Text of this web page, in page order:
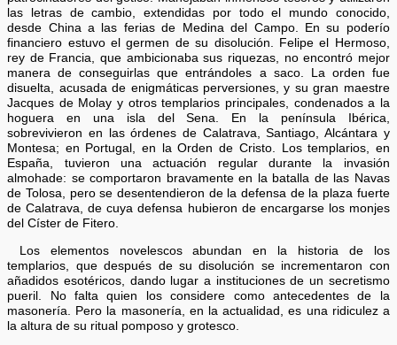
las letras de cambio, extendidas por todo el mundo conocido,
desde China a las ferias de Medina del Campo. En su poderío
financiero estuvo el germen de su disolución. Felipe el Hermoso,
rey de Francia, que ambicionaba sus riquezas, no encontró mejor
manera de conseguirlas que entrándoles a saco. La orden fue
disuelta, acusada de enigmáticas perversiones, y su gran maestre
Jacques de Molay y otros templarios principales, condenados a la
hoguera en una isla del Sena. En la península Ibérica,
sobrevivieron en las órdenes de Calatrava, Santiago, Alcántara y
Montesa; en Portugal, en la Orden de Cristo. Los templarios, en
España, tuvieron una actuación regular durante la invasión
almohade: se comportaron bravamente en la batalla de las Navas
de Tolosa, pero se desentendieron de la defensa de la plaza fuerte
de Calatrava, de cuya defensa hubieron de encargarse los monjes
del Císter de Fitero.
Los elementos novelescos abundan en la historia de los
templarios, que después de su disolución se incrementaron con
añadidos esotéricos, dando lugar a instituciones de un secretismo
pueril. No falta quien los considere como antecedentes de la
masonería. Pero la masonería, en la actualidad, es una ridiculez a
la altura de su ritual pomposo y grotesco.